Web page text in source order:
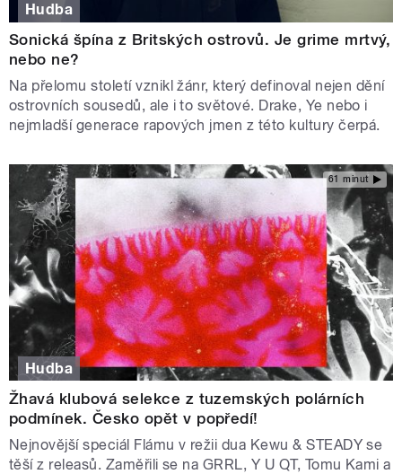
Hudba
Sonická špína z Britských ostrovů. Je grime mrtvý,
nebo ne?
Na přelomu století vznikl žánr, který definoval nejen dění
ostrovních sousedů, ale i to světové. Drake, Ye nebo i
nejmladší generace rapových jmen z této kultury čerpá.
61 minut
Hudba
Žhavá klubová selekce z tuzemských polárních
podmínek. Česko opět v popředí!
Nejnovější speciál Flámu v režii dua Kewu & STEADY se
těší z releasů. Zaměřili se na GRRL, Y U QT, Tomu Kami a